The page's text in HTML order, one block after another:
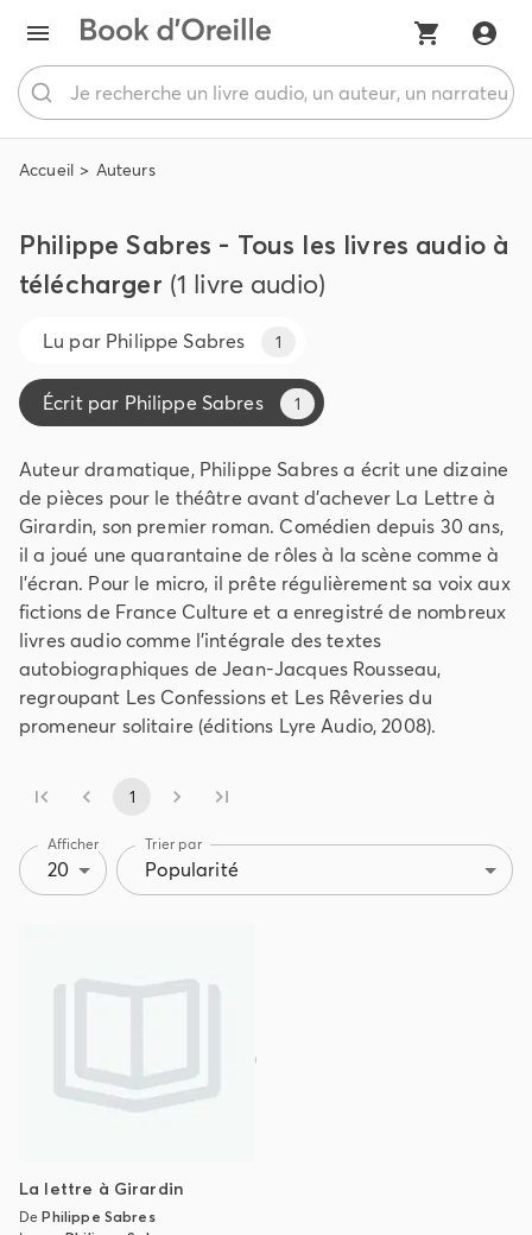
Accueil Auteurs
Philippe Sabres - Tous les livres audio à
télécharger (1 livre audio)
Lu par Philippe Sabres 1
Écrit par Philippe Sabres 1
Auteur dramatique, Philippe Sabres a écrit une dizaine
de pièces pour le théâtre avant d’achever La Lettre à
Girardin, son premier roman. Comédien depuis 30 ans,
il a joué une quarantaine de rôles à la scène comme à
l’écran. Pour le micro, il prête régulièrement sa voix aux
fictions de France Culture et a enregistré de nombreux
livres audio comme l’intégrale des textes
autobiographiques de Jean-Jacques Rousseau,
regroupant Les Confessions et Les Rêveries du
promeneur solitaire (éditions Lyre Audio, 2008).
1
Afficher
20
Trier par
Popularité
La lettre à Girardin
DePhilippe Sabres